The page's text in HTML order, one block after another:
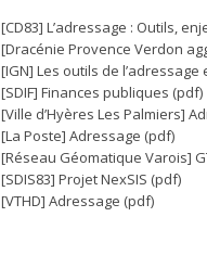
[CD83] L’adressage : Outils,
[Dracénie Provence Verdon
[IGN] Les outils de
[SDIF] Finances publiques (pdf)
[Ville d’Hyères Les Palmiers]
[La Poste] Adressage (pdf)
[Réseau Géomatique Varois]
[SDIS83] Projet NexSIS (pdf)
[VTHD] Adressage (pdf)